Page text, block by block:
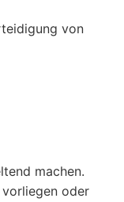
von
machen.
oder